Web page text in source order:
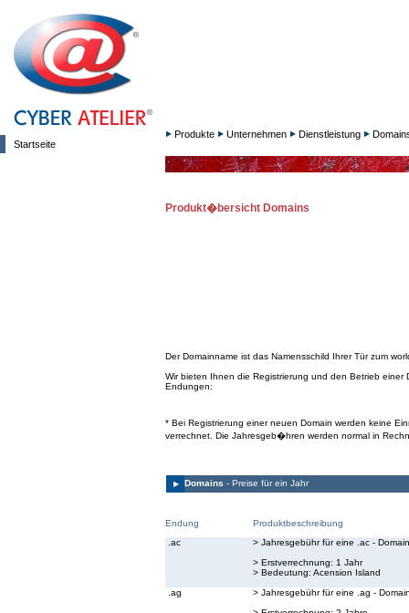
Startseite
Produkte Unternehmen Dienstleistung
Produkt�bersicht Domains
Der Domainname ist das Namensschild Ihrer Tür zum
Wir bieten Ihnen die Registrierung und den Betrieb einer
Endungen:
* Bei Registrierung einer neuen Domain werden keine
verrechnet. Die Jahresgeb�hren werden normal in
Domains - Preise für ein Jahr
Endung
Produktbeschreibung
.ac
> Jahresgebühr für eine .ac - Domain
> Erstverrechnung: 1 Jahr
> Bedeutung: Acension Island
.ag
> Jahresgebühr für eine .ag -